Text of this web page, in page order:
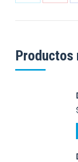
Productos